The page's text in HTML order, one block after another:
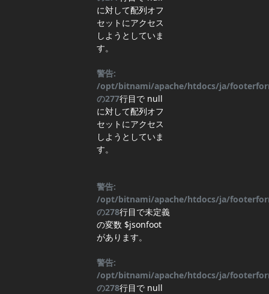
に対して配列オフ
セットにアクセス
しようとしていま
す。
警告:
/opt/bitnami/apache/htdocs/ja/
の277行目で null
に対して配列オフ
セットにアクセス
しようとしていま
す。
警告:
/opt/bitnami/apache/htdocs/ja/
の278行目で未定義
の変数 $jsonfoot
があります。
警告:
/opt/bitnami/apache/htdocs/ja/
の278行目で null